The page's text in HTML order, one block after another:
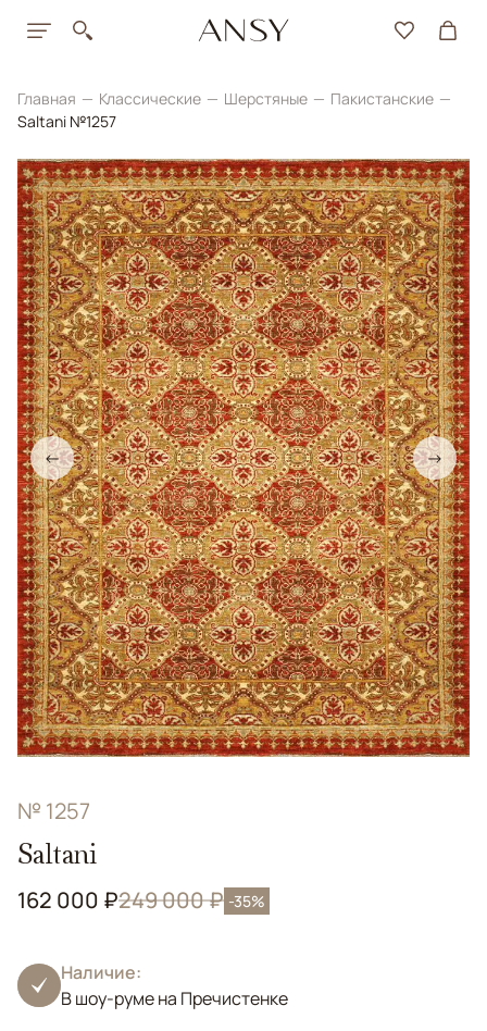
Главная Классические Шерстяные
Пакистанские
Saltani №1257
← →
№ 1257
Saltani
162 000 ₽249 000 ₽ -35%
Наличие:
В шоу-руме на Пречистенке